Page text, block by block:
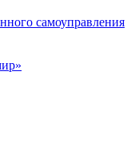
самоуправления